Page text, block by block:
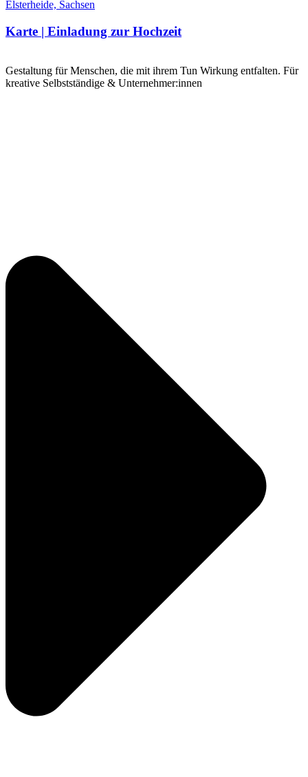
Karte | Einladung zur Hochzeit
Gestaltung für Menschen, die mit ihrem Tun Wirkung entfalten. Für
kreative Selbstständige & Unternehmer:innen